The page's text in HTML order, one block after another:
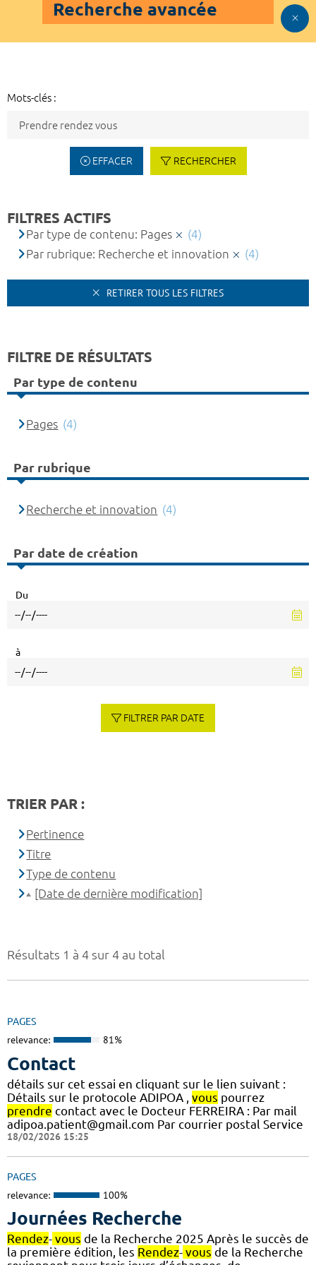
Recherche avancée
Mots-clés :
EFFACER RECHERCHER
Résultats 1 à 4 sur 4 au total
PAGES
relevance: 81%
Contact
détails sur cet essai en cliquant sur le lien suivant :
Détails sur le protocole ADIPOA , vous pourrez
prendre contact avec le Docteur FERREIRA : Par mail
adipoa.patient@gmail.com Par courrier postal Service
18/02/2026 15:25
PAGES
relevance: 100%
Journées Recherche
Rendez- vous de la Recherche 2025 Après le succès de
la première édition, les Rendez- vous de la Recherche
FILTRES ACTIFS
Par type de contenu: Pages
(4)
Par rubrique: Recherche et innovation
(4)
RETIRER TOUS LES FILTRES
FILTRE DE RÉSULTATS
Par type de contenu
Pages (4)
Par rubrique
Recherche et innovation (4)
Par date de création
Du
à
FILTRER PAR DATE
TRIER PAR :
Pertinence
Titre
Type de contenu
[Date de dernière modification]